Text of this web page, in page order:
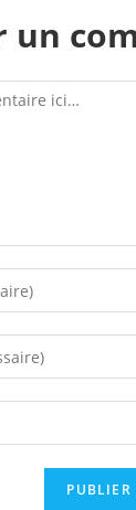
un